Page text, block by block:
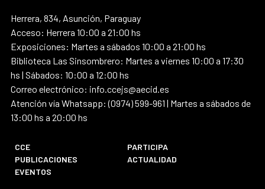
Herrera, 834, Asunción, Paraguay
Acceso: Herrera 10:00 a 21:00 hs
Exposiciones: Martes a sábados 10:00 a 21:00 hs
Biblioteca Las Sinsombrero: Martes a viernes 10:00 a 17:30
hs | Sábados: 10:00 a 12:00 hs
Correo electrónico: info.ccejs@aecid.es
Atención vía Whatsapp: (0974) 599-961 | Martes a sábados de
13:00 hs a 20:00 hs
CCE
PARTICIPA
PUBLICACIONES
ACTUALIDAD
EVENTOS